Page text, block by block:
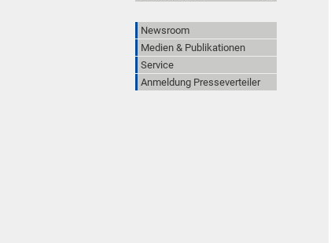
Newsroom
Medien & Publikationen
Service
Anmeldung Presseverteiler